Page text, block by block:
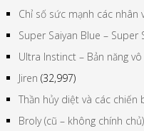
Chỉ số sức mạnh các nhân
Super Saiyan Blue – Super
Ultra Instinct – Bản năng
Jiren (32,997)
Thần hủy diệt và các chiến
Broly (cũ – không chính chủ)